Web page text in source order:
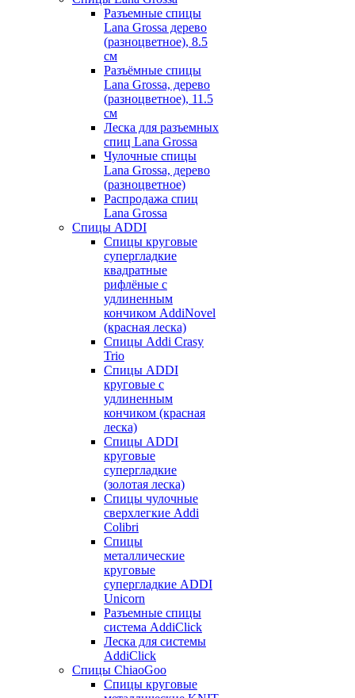
Разъемные спицы
Lana Grossa дерево
(разноцветное), 8.5
см
Разъёмные спицы
Lana Grossa, дерево
(разноцветное), 11.5
см
Леска для разъемных
спиц Lana Grossa
Чулочные спицы
Lana Grossa, дерево
(разноцветное)
Распродажа спиц
Lana Grossa
Спицы ADDI
Спицы круговые
супергладкие
квадратные
рифлёные с
удлиненным
кончиком AddiNovel
(красная леска)
Спицы Addi Crasy
Trio
Спицы ADDI
круговые с
удлиненным
кончиком (красная
леска)
Спицы ADDI
круговые
супергладкие
(золотая леска)
Спицы чулочные
сверхлегкие Addi
Colibri
Спицы
металлические
круговые
супергладкие ADDI
Unicorn
Разъемные спицы
система AddiClick
Леска для системы
AddiClick
Спицы ChiaoGoo
Спицы круговые